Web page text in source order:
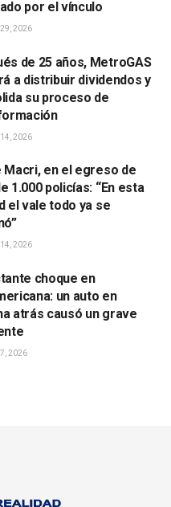
por el vínculo
2026
de 25 años, MetroGAS
a distribuir dividendos y
su proceso de
2026
Macri, en el egreso de
1.000 policías: “En esta
el vale todo ya se
2026
choque en
un auto en
atrás causó un grave
2026